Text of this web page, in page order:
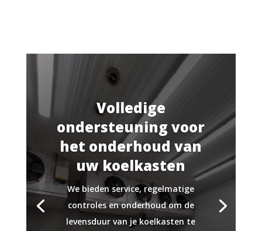
Volledige
ondersteuning voor
het onderhoud van
uw koelkasten
We bieden service, regelmatige
controles en onderhoud om de
levensduur van je koelkasten te